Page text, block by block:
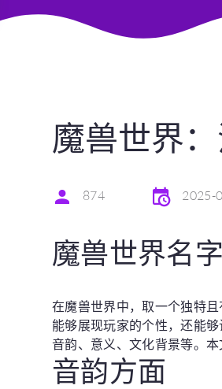
魔兽世界
874 2025-
魔兽世界名
在魔兽世界中，取一个独特
能够展现玩家的个性，还能
音韵、意义、文化背景等。
音韵方面